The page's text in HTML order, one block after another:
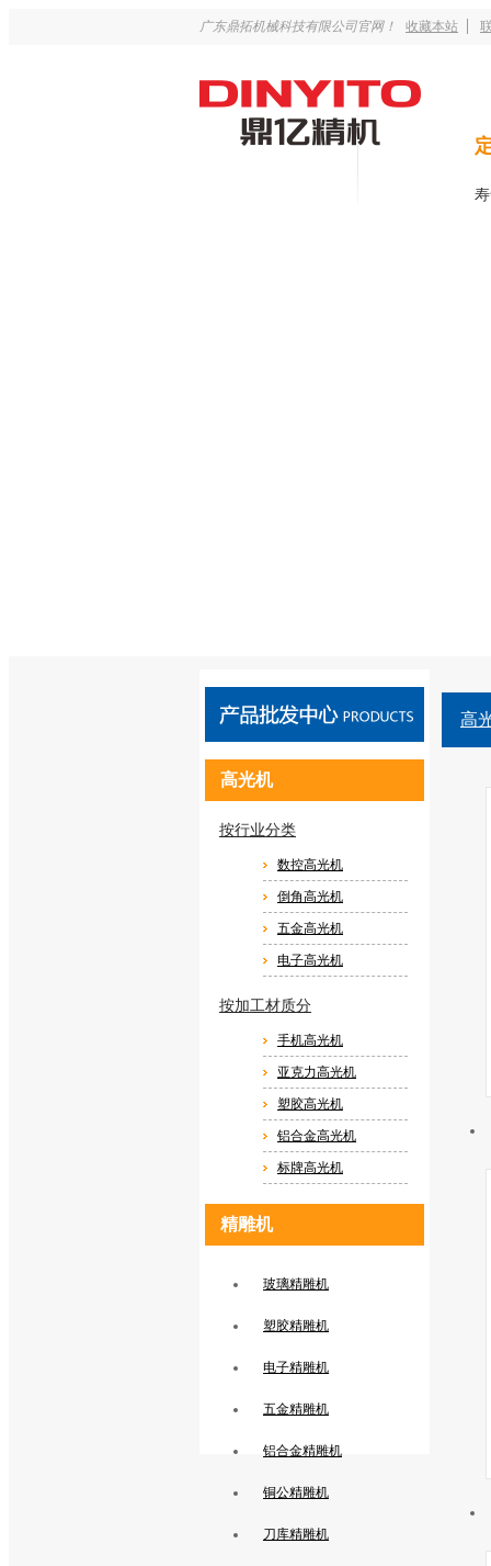
广东鼎拓机械科技有限公司官网！ 收藏本站
高光机
按行业分类
数控高光机
倒角高光机
五金高光机
电子高光机
按加工材质分
手机高光机
亚克力高光机
塑胶高光机
铝合金高光机
标牌高光机
精雕机
玻璃精雕机
塑胶精雕机
电子精雕机
五金精雕机
铝合金精雕机
铜公精雕机
刀库精雕机
高